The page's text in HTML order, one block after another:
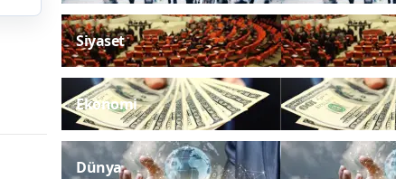
Siyaset
Ekonomi
Dünya